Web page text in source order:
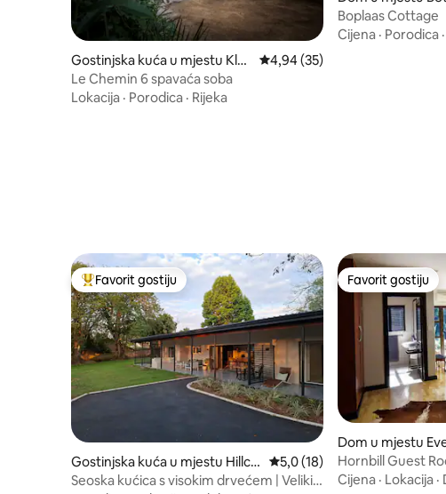
Gostinjska kuća u mjestu Klo
of
Prosječna ocjena: 4,94 od 5,
4,94 (35)
Le Chemin 6 spavaća soba
Lokacija · Porodica · Rijeka
Boplaas Cottage
Cijena · Porodica ·
Glavni favorit gostiju
Favorit gostiju
Gostinjska kuća u mjestu Hillcr
est
Prosječna ocjena: 5,0 od 5,
5,0 (18)
Seoska kućica s visokim drvećem | Veliki
Favorit gostiju
Favorit gostiju
Dom u mjestu
Hornbill Guest
Cijena · Lokacija ·